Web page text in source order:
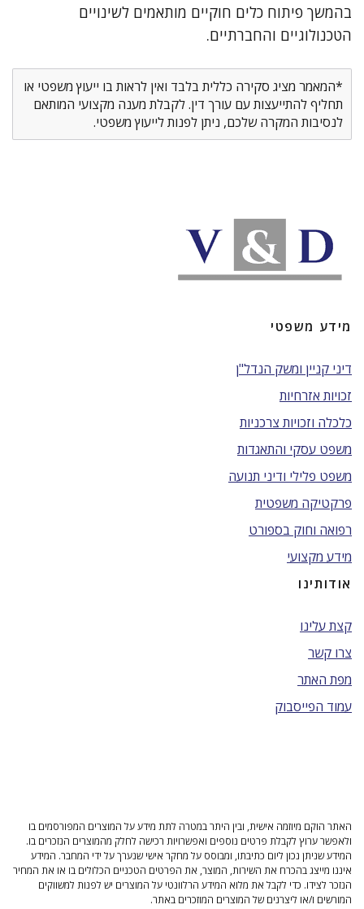
בהמשך פיתוח כלים חוקיים מותאמים לשינויים
הטכנולוגיים והחברתיים.
*המאמר מציג סקירה כללית בלבד ואין לראות בו ייעוץ משפטי או
תחליף להתייעצות עם עורך דין. לקבלת מענה מקצועי המותאם
לנסיבות המקרה שלכם, ניתן לפנות לייעוץ משפטי.
מידע משפטי
דיני קניין ומשק הנדל"ן
זכויות אזרחיות
כלכלה וזכויות צרכניות
משפט עסקי והתאגדות
משפט פלילי ודיני תנועה
פרקטיקה משפטית
רפואה וחוק בספורט
מידע מקצועי
אודותינו
קצת עלינו
צרו קשר
מפת האתר
עמוד הפייסבוק
האתר הוקם מיוזמה אישית, ובין היתר במטרה לתת מידע על המוצרים המפורסמים בו
ולאפשר ערוץ לקבלת פרטים נוספים ואפשרויות רכישה לחלק מהמוצרים הנזכרים בו.
המידע שניתן נכון ליום כתיבתו, ומבוסס על מחקר אישי שנערך על ידי המחבר. המידע
איננו מייצג בהכרח את השירות, המוצר, את הפרטים הטכניים הכלולים בו או את המחיר
הנזכר לצידו. כדי לקבל את מלוא המידע הרלוונטי על המוצרים יש לפנות למשווקים
המורשים ו/או ליצרנים של המוצרים המוזכרים באתר.